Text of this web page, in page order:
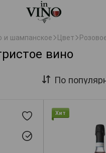
и шампанское Цвет
вино
По
Хит